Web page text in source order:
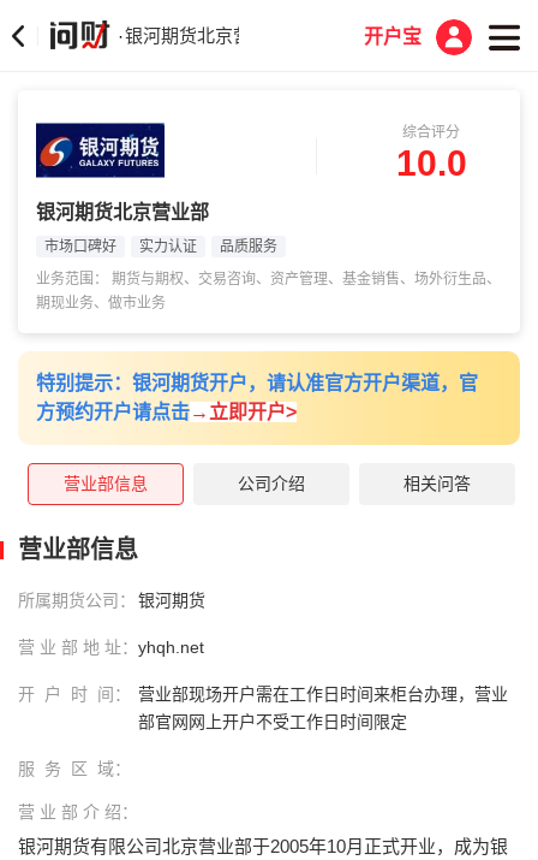
·银河期货北京营业部 开户宝
综合评分
10.0
银河期货北京营业部
市场口碑好 实力认证
品质服务
业务范围： 期货与期权、交易咨询、资产管理、基金销售、场外衍生品、
期现业务、做市业务
特别提示：银河期货开户，请认准官方开户渠道，官
方预约开户请点击→ 立即开户>
营业部信息 公司介绍 相关问答
营业部信息
所属期货公司： 银河期货
营 业 部 地 址： yhqh.net
开 户 时 间：
营业部现场开户需在工作日时间来柜台办理，营业
部官网网上开户不受工作日时间限定
服 务 区 域：
营 业 部 介 绍：
银河期货有限公司北京营业部于2005年10月正式开业，成为银